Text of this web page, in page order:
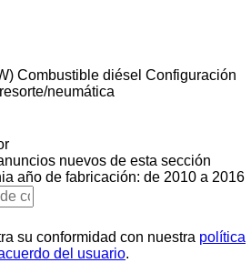
Combustible diésel Configuración
resorte/neumática
nuevos de esta sección
año de fabricación: de 2010 a 2016
su conformidad con nuestra política
del usuario.